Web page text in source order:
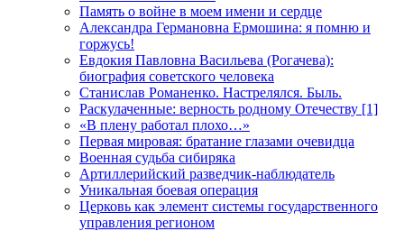
Память о войне в моем имени и сердце
Александра Германовна Ермошина: я помню и
горжусь!
Евдокия Павловна Васильева (Рогачева):
биография советского человека
Станислав Романенко. Настрелялся. Быль.
Раскулаченные: верность родному Отечеству [1]
«В плену работал плохо…»
Первая мировая: братание глазами очевидца
Военная судьба сибиряка
Артиллерийский разведчик-наблюдатель
Уникальная боевая операция
Церковь как элемент системы государственного
управления регионом